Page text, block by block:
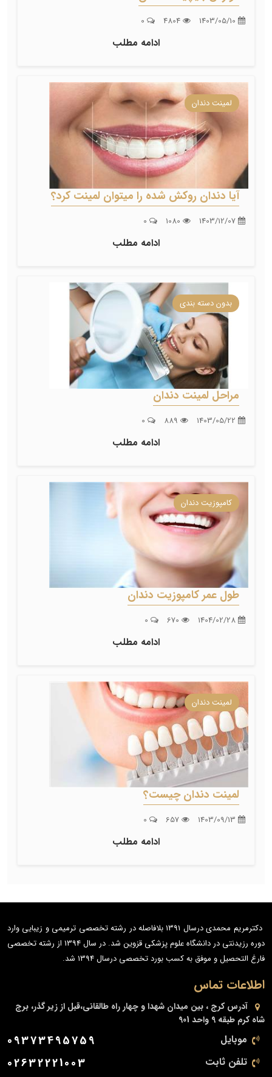
ادامه مطلب
لمینت دندان
آیا دندان روکش شده را میتوان لمینت کرد؟
ادامه مطلب
بدون دسته بندی
مراحل لمینت دندان
ادامه مطلب
کامپوزیت دندان
طول عمر کامپوزیت دندان
ادامه مطلب
لمینت دندان
لمینت دندان چیست؟
ادامه مطلب
دکترمریم محمدی درسال 1391 بلافاصله در رشته تخصصی ترمیمی و زیبایی وارد
دوره رزیدنتی در دانشگاه علوم پزشکی قزوین شد. در سال 1394 از رشته تخصصی
فارغ التحصیل و موفق به کسب بورد تخصصی درسال 1394 شد.
اطلاعات تماس
آدرس کرج ، بین میدان شهدا و چهار راه طالقانی،قبل از زیر گذر، برج
شاه کرم طبقه 9 واحد 901
موبایل 09373495759
تلفن ثابت 02632221003